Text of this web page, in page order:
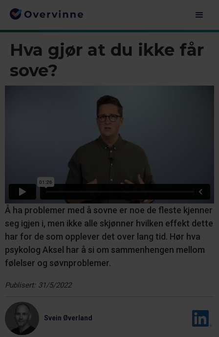
Hva gjør at du ikke får
sove?
Å ha problemer med å sovne er noe de fleste kjenner
seg igjen i, men ikke alle skjønner hvilken effekt dette
har for de som opplever det over lang tid. Hør hva
psykolog Aksel har å si om sammenhengen mellom
følelser og søvnproblemer.
Publisert: 31/5/2022
Svein Øverland